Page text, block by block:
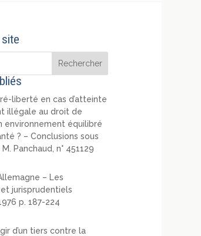
liberté en cas d’atteinte
illégale au droit de
environnement équilibré
? – Conclusions sous
Panchaud, n° 451129
– Les
jurisprudentiels
p. 187-224
d’un tiers contre la